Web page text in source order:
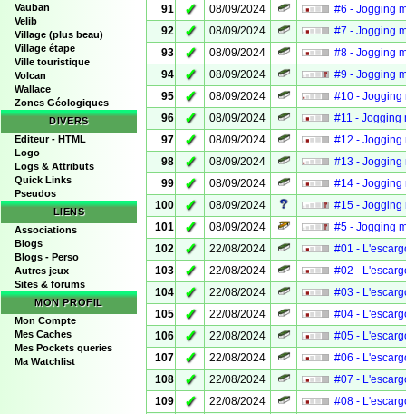
Vauban
Velib
Village (plus beau)
Village étape
Ville touristique
Volcan
Wallace
Zones Géologiques
DIVERS
Editeur - HTML
Logo
Logs & Attributs
Quick Links
Pseudos
LIENS
Associations
Blogs
Blogs - Perso
Autres jeux
Sites & forums
MON PROFIL
Mon Compte
Mes Caches
Mes Pockets queries
Ma Watchlist
91
✓ 08/09/2024
#6 - Jogging
92
✓ 08/09/2024
#7 - Jogging
93
✓ 08/09/2024
#8 - Jogging
94
✓ 08/09/2024
#9 - Jogging
95
✓ 08/09/2024
#10 - Jogging
96
✓ 08/09/2024
#11 - Jogging
97
✓ 08/09/2024
#12 - Jogging
98
✓ 08/09/2024
#13 - Jogging
99
✓ 08/09/2024
#14 - Jogging
100
✓ 08/09/2024
#15 - Jogging
101
✓ 08/09/2024
#5 - Jogging
102
✓ 22/08/2024
#01 -
103
✓ 22/08/2024
#02 -
104
✓ 22/08/2024
#03 -
105
✓ 22/08/2024
#04 -
106
✓ 22/08/2024
#05 -
107
✓ 22/08/2024
#06 -
108
✓ 22/08/2024
#07 -
109
✓ 22/08/2024
#08 -